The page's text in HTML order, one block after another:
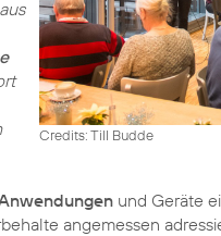
Credits: Till Budde
und Geräte
angemessen